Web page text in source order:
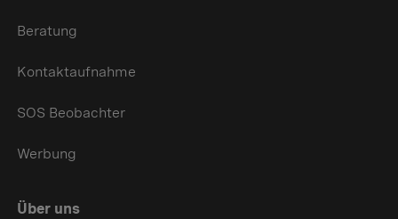
Beratung
Kontaktaufnahme
SOS Beobachter
Werbung
Über uns